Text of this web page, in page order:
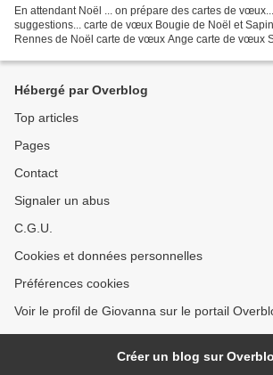
En attendant Noël ... on prépare des cartes de
suggestions... carte de vœux Bougie de Noël et
Rennes de Noël carte de vœux Ange carte de vœux
Hébergé par Overblog
Top articles
Pages
Contact
Signaler un abus
C.G.U.
Cookies et données personnelles
Préférences cookies
Voir le profil de Giovanna sur le portail
Créer un blog sur